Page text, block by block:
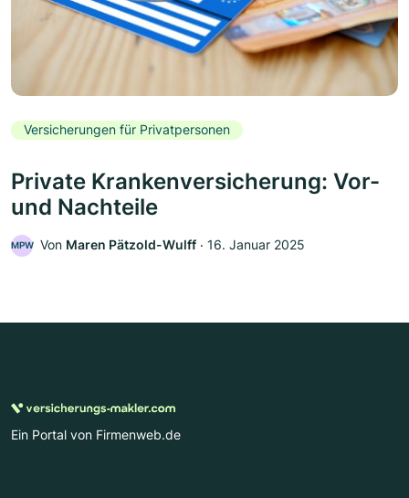
Versicherungen für Privatpersonen
Private Krankenversicherung: Vor-
und Nachteile
MPW Von Maren Pätzold-Wulff ‧ 16. Januar 2025
Ein Portal von Firmenweb.de